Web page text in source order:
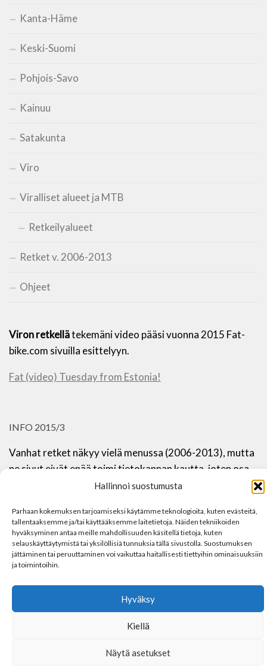
Hallinnoi suostumusta
Parhaan kokemuksen tarjoamiseksi käytämme teknologioita, kuten evästeitä,
tallentaaksemme ja/tai käyttääksemme laitetietoja. Näiden tekniikoiden
hyväksyminen antaa meille mahdollisuuden käsitellä tietoja, kuten
selauskäyttäytymistä tai yksilöllisiä tunnuksia tällä sivustolla. Suostumuksen
jättäminen tai peruuttaminen voi vaikuttaa haitallisesti tiettyihin ominaisuuksiin
ja toimintoihin.
Hyväksy
Kiellä
Näytä asetukset
Kanta-Häme
Keski-Suomi
Pohjois-Savo
Kainuu
Satakunta
Viro
Viralliset alueet ja MTB
Retkeilyalueet
Retket v. 2006-2013
Ohjeet
Viron retkellätekemäni video pääsi vuonna 2015 Fat-
bike.com sivuilla esittelyyn.
Fat (video) Tuesday from Estonia!
INFO 2015/3
Vanhat retket näkyy vielä menussa (2006-2013), mutta
ne sivut eivät enää toimi tietokannan kautta, joten osa
toiminnoista (galleriat) on pois käytöstä.
Pahoittelen ja kaikkea sellaista…